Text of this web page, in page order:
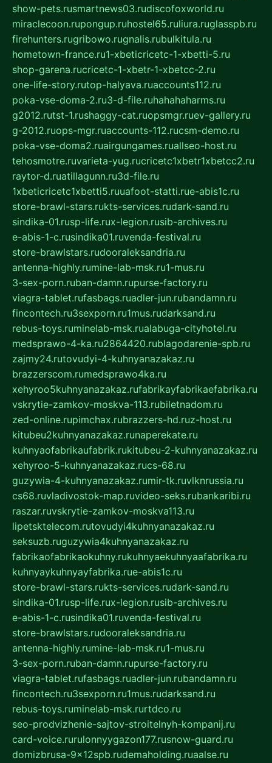
show-pets.rusmartnews03.rudiscofoxworld.ru
miraclecoon.rupongup.ruhostel65.ruliura.ruglasspb.ru
firehunters.rugribowo.rugnalis.rubulkitula.ru
hometown-france.ru1-xbeticricetc-1-xbetti-5.ru
shop-garena.rucricetc-1-xbetr-1-xbetcc-2.ru
one-life-story.rutop-halyava.ruaccounts112.ru
poka-vse-doma-2.ru3-d-file.ruhahahaharms.ru
g2012.rutst-1.rushaggy-cat.ruopsmgr.ruev-gallery.ru
g-2012.ruops-mgr.ruaccounts-112.rucsm-demo.ru
poka-vse-doma2.ruairgungames.ruallseo-host.ru
tehosmotre.ruvarieta-yug.rucricetc1xbetr1xbetcc2.ru
raytor-d.ruatillagunn.ru3d-file.ru
1xbeticricetc1xbetti5.ruuafoot-statti.rue-abis1c.ru
store-brawl-stars.rukts-services.rudark-sand.ru
sindika-01.rusp-life.rux-legion.rusib-archives.ru
e-abis-1-c.rusindika01.ruvenda-festival.ru
store-brawlstars.rudooraleksandria.ru
antenna-highly.rumine-lab-msk.ru1-mus.ru
3-sex-porn.ruban-damn.rupurse-factory.ru
viagra-tablet.rufasbags.ruadler-jun.rubandamn.ru
fincontech.ru3sexporn.ru1mus.rudarksand.ru
rebus-toys.ruminelab-msk.rualabuga-cityhotel.ru
medsprawo-4-ka.ru2864420.rublagodarenie-spb.ru
zajmy24.rutovudyi-4-kuhnyanazakaz.ru
brazzerscom.rumedsprawo4ka.ru
xehyroo5kuhnyanazakaz.rufabrikayfabrikaefabrika.ru
vskrytie-zamkov-moskva-113.rubiletnadom.ru
zed-online.rupimchax.rubrazzers-hd.ruz-host.ru
kitubeu2kuhnyanazakaz.runaperekate.ru
kuhnyaofabrikaufabrik.rukitubeu-2-kuhnyanazakaz.ru
xehyroo-5-kuhnyanazakaz.rucs-68.ru
guzywia-4-kuhnyanazakaz.rumir-tk.ruvlknrussia.ru
cs68.ruvladivostok-map.ruvideo-seks.rubankaribi.ru
raszar.ruvskrytie-zamkov-moskva113.ru
lipetsktelecom.rutovudyi4kuhnyanazakaz.ru
seksuzb.ruguzywia4kuhnyanazakaz.ru
fabrikaofabrikaokuhny.rukuhnyaekuhnyaafabrika.ru
kuhnyaykuhnyayfabrika.rue-abis1c.ru
store-brawl-stars.rukts-services.rudark-sand.ru
sindika-01.rusp-life.rux-legion.rusib-archives.ru
e-abis-1-c.rusindika01.ruvenda-festival.ru
store-brawlstars.rudooraleksandria.ru
antenna-highly.rumine-lab-msk.ru1-mus.ru
3-sex-porn.ruban-damn.rupurse-factory.ru
viagra-tablet.rufasbags.ruadler-jun.rubandamn.ru
fincontech.ru3sexporn.ru1mus.rudarksand.ru
rebus-toys.ruminelab-msk.rurtdco.ru
seo-prodvizhenie-sajtov-stroitelnyh-kompanij.ru
card-voice.rurulonnyygazon177.rusnow-guard.ru
domizbrusa-9x12spb.rudemaholding.ruaalse.ru